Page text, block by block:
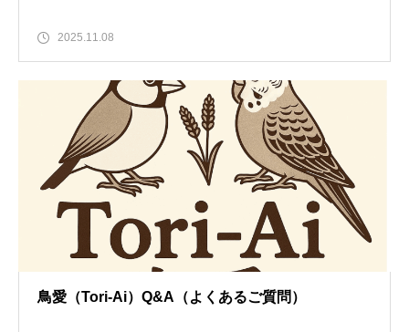
2025.11.08
鳥愛（Tori-Ai）Q&A（よくあるご質問）